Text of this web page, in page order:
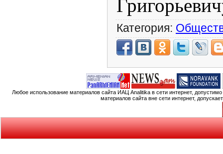
Категория:
Любое использование материалов сайта ИАЦ Analitika в сети интернет,
материалов сайта вне сети интернет,